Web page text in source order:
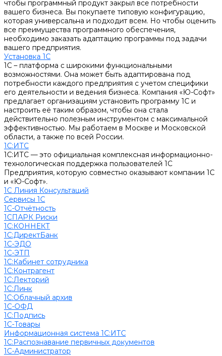
чтобы программный продукт закрыл все потребности
вашего бизнеса. Вы покупаете типовую конфигурацию,
которая универсальна и подходит всем. Но чтобы оценить
все преимущества программного обеспечения,
необходимо заказать адаптацию программы под задачи
вашего предприятия.
Установка 1С
1С – платформа с широкими функциональными
возможностями. Она может быть адаптирована под
потребности каждого предприятия с учетом специфики
его деятельности и ведения бизнеса. Компания «Ю-Софт»
предлагает организациям установить программу 1С и
настроить её таким образом, чтобы она стала
действительно полезным инструментом с максимальной
эффективностью. Мы работаем в Москве и Московской
области, а также по всей России.
1С:ИТС
1С:ИТС — это официальная комплексная информационно-
технологическая поддержка пользователей 1С
Предприятия, которую совместно оказывают компании 1С
и «Ю-Софт».
1С Линия Консультаций
Сервисы 1С
1С-Отчётность
1СПАРК Риски
1С:КОННЕКТ
1С:ДиректБанк
1С-ЭДО
1С-ЭТП
1С:Кабинет сотрудника
1С:Контрагент
1С:Лекторий
1С:Линк
1С:Облачный архив
1С-ОФД
1С:Подпись
1С-Товары
Информационная система 1С:ИТС
1С:Распознавание первичных документов
1С-Администратор